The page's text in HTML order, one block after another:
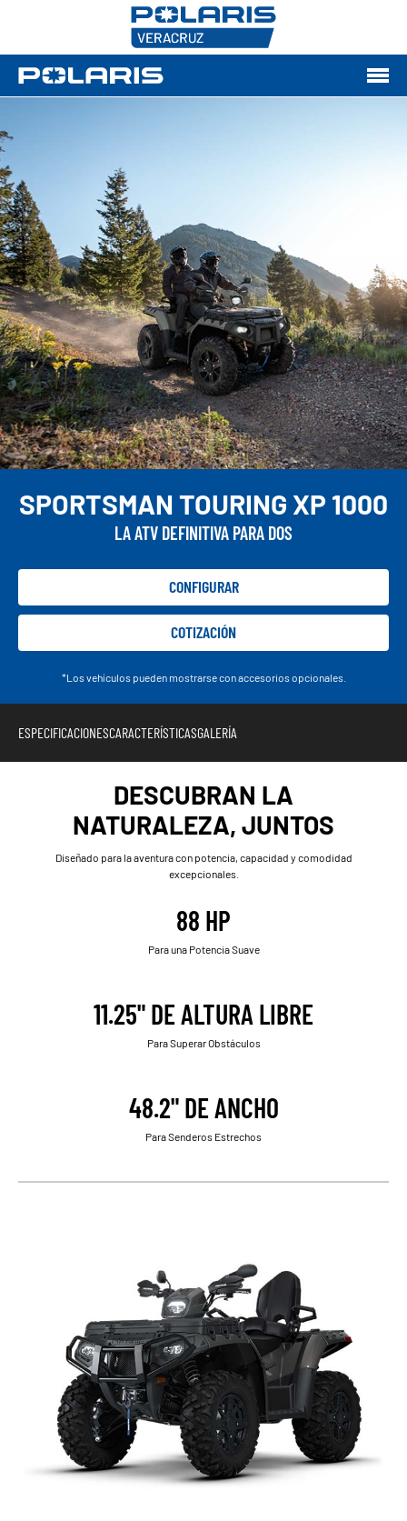
SPORTSMAN TOURING XP 1000
LA ATV DEFINITIVA PARA DOS
CONFIGURAR
COTIZACIÓN
*Los vehículos pueden mostrarse con accesorios opcionales.
ESPECIFICACIONESCARACTERÍSTICASGALERÍA
DESCUBRAN LA
NATURALEZA, JUNTOS
Diseñado para la aventura con potencia, capacidad y comodidad
excepcionales.
88 HP
Para una Potencia Suave
11.25" DE ALTURA LIBRE
Para Superar Obstáculos
48.2" DE ANCHO
Para Senderos Estrechos